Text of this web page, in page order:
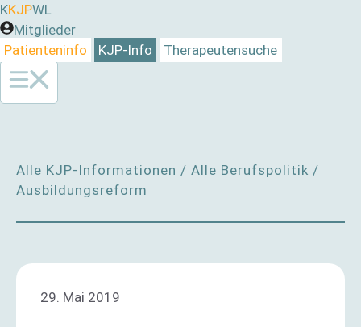
Zum
Inhalt
springen
KKJPWL
Mitglieder
Patienteninfo
KJP-Info Therapeutensuche
Alle KJP-Informationen / Alle Berufspolitik /
Ausbildungsreform
29. Mai 2019